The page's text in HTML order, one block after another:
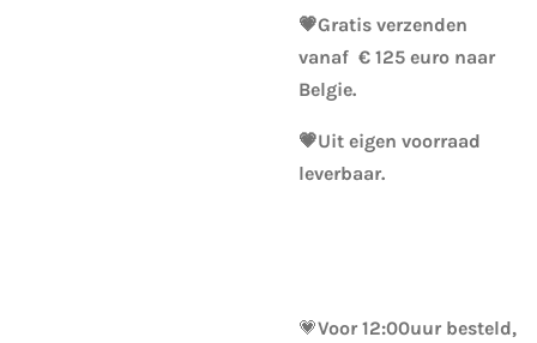
💗Gratis verzenden
vanaf € 125 euro naar
Belgie.
💗Uit eigen voorraad
leverbaar.
💗Voor 12:00uur besteld,